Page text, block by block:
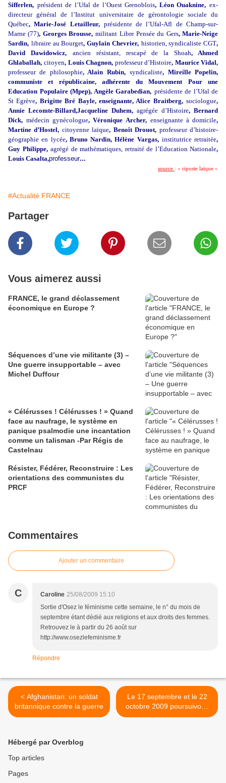
Sifferlen, président de l’Ufal de l’Ouest Grenoblois, Léon Ouaknine, ex-
directeur général de l’Institut universitaire de gérontologie sociale du
Québec, Marie-José Letailleur, présidente de l’Ufal-Afl de Champ-sur-
Marne (77), Georges Brousse, militant Libre Pensée du Gers, Marie-Neige
Sardin, libraire au Bourget, Guylain Chevrier, historien, syndicaliste CGT,
David Dawidowicz,
ancien résistant, rescapé de la Shoah, Ahmed
Ghlaballah, citoyen, Louis Chagnon, professeur d’Histoire, Maurice Vidal,
professeur de philosophie, Alain Rubin, syndicaliste, Mireille Popelin,
communiste et républicaine, adhérente du Mouvement Pour une
Education Populaire (Mpep), Angèle Garabedian, présidente de l’Ufal de
St Egrève, Brigitte Bré Bayle, enseignante, Alice Braitberg, sociologue,
Annie Lecomte-Billard,Jacqueline Duhem, agrégée d’Histoire, Bernard
Dick, médecin gynécologue, Véronique Archer, enseignante à domicile,
Martine d’Hostel, citoyenne laïque, Benoît Drouot, professeur d’histoire-
géographie en lycée, Bruno Nardin, Hélène Vargas, institutrice retraitée,
Guy Philippe, agrégé de mathématiques, retraité de l’Education Nationale,
Louis Casalta,professeur...
source : « riposte laïque »
#Actualité FRANCE
Partager
Vous aimerez aussi
FRANCE, le grand déclassement
économique en Europe ?
Séquences d’une vie militante (3) –
Une guerre insupportable – avec
Michel Duffour
« Célérusses ! Célérusses ! » Quand
face au naufrage, le système en
panique psalmodie une incantation
comme un talisman -Par Régis de
Castelnau
Résister, Fédérer, Reconstruire : Les
orientations des communistes du
PRCF
Commentaires
Ajouter un commentaire
C Caroline 25/08/2009 15:10
Sortie d'Osez le féminisme cette semaine, le n° du mois de
septembre étant dédié aux religions et aux droits des femmes.
Retrouvez le à partir du 26 août sur
http://www.osezlefeminisme.fr
Répondre
< Afghanistan: un soldat
britannique contre la guerre
Le 17 septembre et le 22
octobre 2009 poursuivons
l’action : un appel de la
Hébergé par Overblog
Top articles
Pages